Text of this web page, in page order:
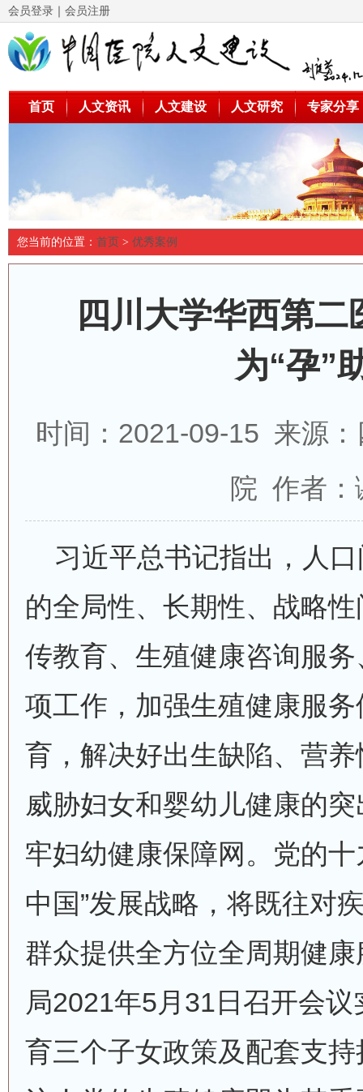
会员登录 ｜ 会员注册
首页 人文资讯 人文建设 人文研究 专家分享
您当前的位置： 首页 > 优秀案例
四川大学华西第
为“孕”
时间：2021-09-15 来源
院 作者：
习近平总书记指出，人口
的全局性、长期性、战略
传教育、生殖健康咨询服
项工作，加强生殖健康服
育，解决好出生缺陷、营
威胁妇女和婴幼儿健康的
牢妇幼健康保障网。党的
中国”发展战略，将既往对
群众提供全方位全周期健
局2021年5月31日召开会
育三个子女政策及配套支